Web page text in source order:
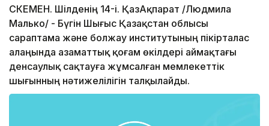
ӨСКЕМЕН. Шілденің 14-і. ҚазАқпарат /Людмила
Малько/ - Бүгін Шығыс Қазақстан облысы
сараптама және болжау институтының пікірталас
алаңында азаматтық қоғам өкілдері аймақтағы
денсаулық сақтауға жұмсалған мемлекеттік
шығынның нәтижелілігін талқылайды.